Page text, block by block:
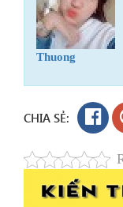
Thuong
CHIA SẺ: